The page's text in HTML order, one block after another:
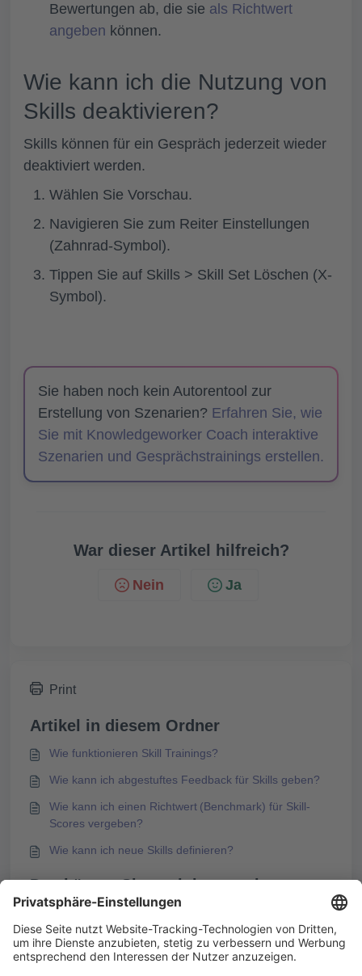
Bewertungen ab, die sie als Richtwert
angeben können.
Wie kann ich die Nutzung von
Skills deaktivieren?
Skills können für ein Gespräch jederzeit wieder
deaktiviert werden.
Wählen Sie Vorschau.
Navigieren Sie zum Reiter Einstellungen
(Zahnrad-Symbol).
Tippen Sie auf Skills > Skill Set Löschen (X-
Symbol).
Sie haben noch kein Autorentool zur
Erstellung von Szenarien? Erfahren Sie, wie
Sie mit Knowledgeworker Coach interaktive
Szenarien und Gesprächstrainings erstellen.
War dieser Artikel hilfreich?
Nein Ja
Print
Artikel in diesem Ordner
Wie funktionieren Skill Trainings?
Wie kann ich abgestuftes Feedback für Skills geben?
Wie kann ich einen Richtwert (Benchmark) für Skill-
Scores vergeben?
Wie kann ich neue Skills definieren?
Das könnte Sie auch interessieren
Wie kann ich neue Skills definieren?
Wie kann ich einen Richtwert (Benchmark) für Skill-
Scores vergeben?